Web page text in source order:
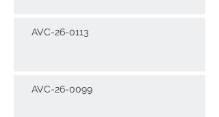
AVC-26-0113
AVC-26-0099